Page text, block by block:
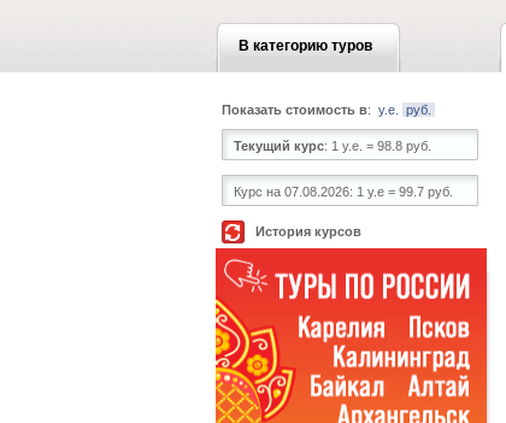
В категорию туров
Показать стоимость в: у.е. руб.
Текущий курс: 1 у.е. = 98.8 руб.
Курс на 07.08.2026: 1 у.е = 99.7 руб.
История курсов